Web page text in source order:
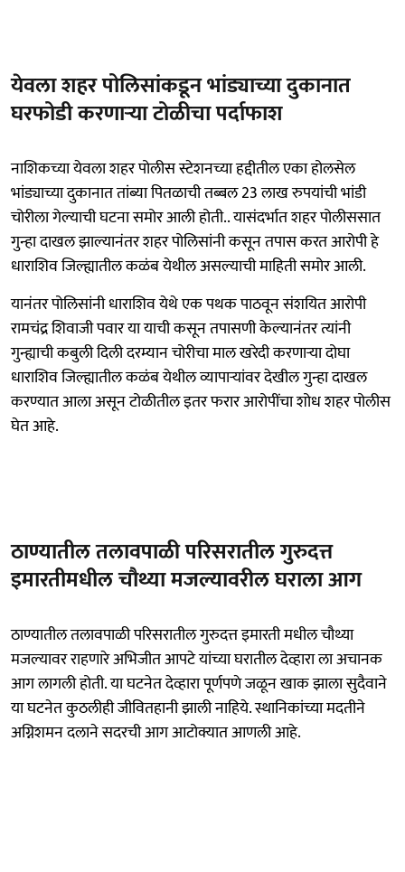
येवला शहर पोलिसांकडून भांड्याच्या दुकानात
घरफोडी करणाऱ्या टोळीचा पर्दाफाश
नाशिकच्या येवला शहर पोलीस स्टेशनच्या हद्दीतील एका होलसेल
भांड्याच्या दुकानात तांब्या पितळाची तब्बल 23 लाख रुपयांची भांडी
चोरीला गेल्याची घटना समोर आली होती.. यासंदर्भात शहर पोलीससात
गुन्हा दाखल झाल्यानंतर शहर पोलिसांनी कसून तपास करत आरोपी हे
धाराशिव जिल्ह्यातील कळंब येथील असल्याची माहिती समोर आली.
यानंतर पोलिसांनी धाराशिव येथे एक पथक पाठवून संशयित आरोपी
रामचंद्र शिवाजी पवार या याची कसून तपासणी केल्यानंतर त्यांनी
गुन्ह्याची कबुली दिली दरम्यान चोरीचा माल खरेदी करणाऱ्या दोघा
धाराशिव जिल्ह्यातील कळंब येथील व्यापाऱ्यांवर देखील गुन्हा दाखल
करण्यात आला असून टोळीतील इतर फरार आरोपींचा शोध शहर पोलीस
घेत आहे.
ठाण्यातील तलावपाळी परिसरातील गुरुदत्त
इमारतीमधील चौथ्या मजल्यावरील घराला आग
ठाण्यातील तलावपाळी परिसरातील गुरुदत्त इमारती मधील चौथ्या
मजल्यावर राहणारे अभिजीत आपटे यांच्या घरातील देव्हारा ला अचानक
आग लागली होती. या घटनेत देव्हारा पूर्णपणे जळून खाक झाला सुदैवाने
या घटनेत कुठलीही जीवितहानी झाली नाहिये. स्थानिकांच्या मदतीने
अग्निशमन दलाने सदरची आग आटोक्यात आणली आहे.